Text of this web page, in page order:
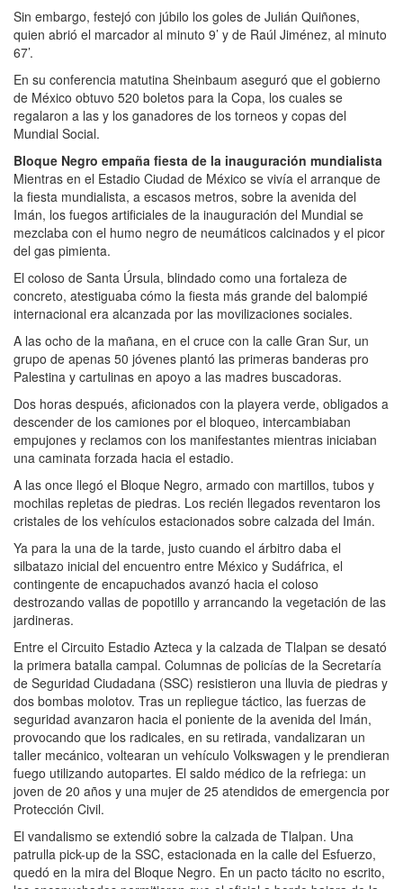
Sin embargo, festejó con júbilo los goles de Julián Quiñones,
quien abrió el marcador al minuto 9’ y de Raúl Jiménez, al minuto
67’.
En su conferencia matutina Sheinbaum aseguró que el gobierno
de México obtuvo 520 boletos para la Copa, los cuales se
regalaron a las y los ganadores de los torneos y copas del
Mundial Social.
Bloque Negro empaña fiesta de la inauguración mundialista
Mientras en el Estadio Ciudad de México se vivía el arranque de
la fiesta mundialista, a escasos metros, sobre la avenida del
Imán, los fuegos artificiales de la inauguración del Mundial se
mezclaba con el humo negro de neumáticos calcinados y el picor
del gas pimienta.
El coloso de Santa Úrsula, blindado como una fortaleza de
concreto, atestiguaba cómo la fiesta más grande del balompié
internacional era alcanzada por las movilizaciones sociales.
A las ocho de la mañana, en el cruce con la calle Gran Sur, un
grupo de apenas 50 jóvenes plantó las primeras banderas pro
Palestina y cartulinas en apoyo a las madres buscadoras.
Dos horas después, aficionados con la playera verde, obligados a
descender de los camiones por el bloqueo, intercambiaban
empujones y reclamos con los manifestantes mientras iniciaban
una caminata forzada hacia el estadio.
A las once llegó el Bloque Negro, armado con martillos, tubos y
mochilas repletas de piedras. Los recién llegados reventaron los
cristales de los vehículos estacionados sobre calzada del Imán.
Ya para la una de la tarde, justo cuando el árbitro daba el
silbatazo inicial del encuentro entre México y Sudáfrica, el
contingente de encapuchados avanzó hacia el coloso
destrozando vallas de popotillo y arrancando la vegetación de las
jardineras.
Entre el Circuito Estadio Azteca y la calzada de Tlalpan se desató
la primera batalla campal. Columnas de policías de la Secretaría
de Seguridad Ciudadana (SSC) resistieron una lluvia de piedras y
dos bombas molotov. Tras un repliegue táctico, las fuerzas de
seguridad avanzaron hacia el poniente de la avenida del Imán,
provocando que los radicales, en su retirada, vandalizaran un
taller mecánico, voltearan un vehículo Volkswagen y le prendieran
fuego utilizando autopartes. El saldo médico de la refriega: un
joven de 20 años y una mujer de 25 atendidos de emergencia por
Protección Civil.
El vandalismo se extendió sobre la calzada de Tlalpan. Una
patrulla pick-up de la SSC, estacionada en la calle del Esfuerzo,
quedó en la mira del Bloque Negro. En un pacto tácito no escrito,